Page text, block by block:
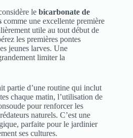
le bicarbonate de
comme une excellente première
utile au tout début de
les premières pontes
jeunes larves. Une
limiter la
partie d’une routine qui inclut
chaque matin, l’utilisation de
pour renforcer les
naturels. C’est une
parfaite pour le jardinier
ses cultures.